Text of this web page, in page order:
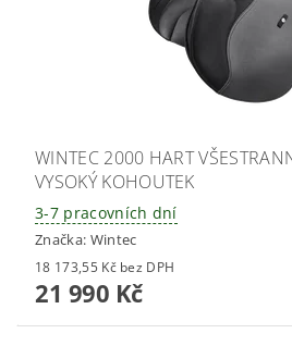
WINTEC 2000 HART
VYSOKÝ KOHOUTEK
3-7 pracovních dní
Značka: Wintec
18 173,55 Kč bez DPH
21 990 Kč